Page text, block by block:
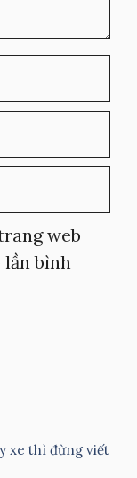
web
bình
xe thì đừng viết